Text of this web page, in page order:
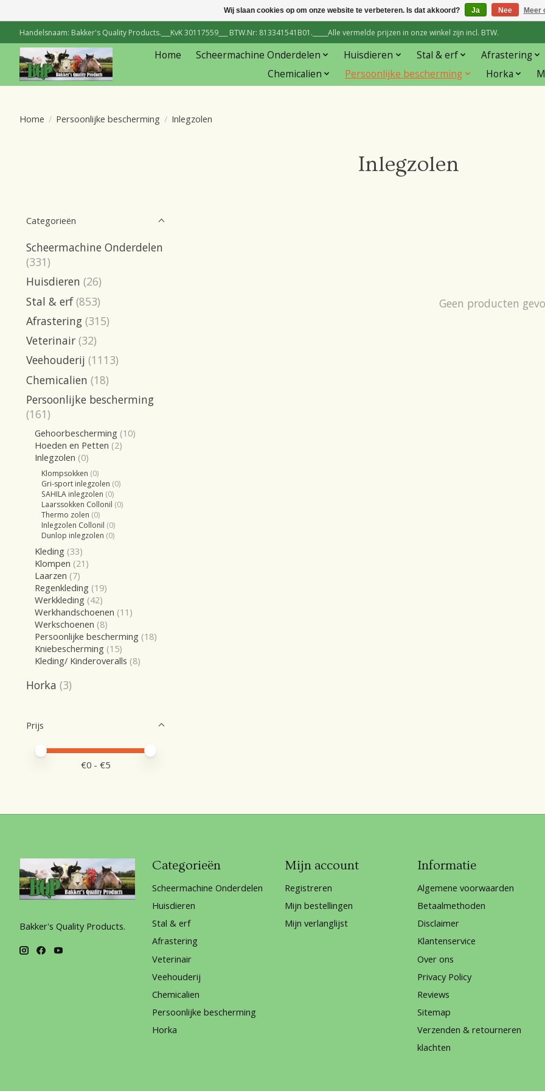
Handelsnaam: Bakker's Quality Products.___KvK 30117559___ BTW.Nr: 813341541B01._____Alle vermelde prijzen in onze winkel zijn incl. BTW.
Home Scheermachine Onderdelen Huisdieren Stal & erf Afrastering
Chemicalien
Persoonlijke bescherming Horka
Home / Persoonlijke bescherming / Inlegzolen
Inlegzolen
Categorieën
Scheermachine Onderdelen
(331)
Huisdieren (26)
Stal & erf (853)
Afrastering (315)
Veterinair (32)
Veehouderij (1113)
Chemicalien (18)
Persoonlijke bescherming
(161)
Gehoorbescherming (10)
Hoeden en Petten (2)
Inlegzolen (0)
Klompsokken (0)
Gri-sport inlegzolen (0)
SAHILA inlegzolen (0)
Laarssokken Collonil (0)
Thermo zolen (0)
Inlegzolen Collonil (0)
Dunlop inlegzolen (0)
Kleding (33)
Klompen (21)
Laarzen (7)
Regenkleding (19)
Werkkleding (42)
Werkhandschoenen (11)
Werkschoenen (8)
Persoonlijke bescherming (18)
Kniebescherming (15)
Kleding/ Kinderoveralls (8)
Horka (3)
Prijs
Minimale prijswaarde
Price maximum value
€0 - €5
Geen producten
Bakker's Quality Products.
Categorieën
Scheermachine Onderdelen
Huisdieren
Stal & erf
Afrastering
Veterinair
Veehouderij
Chemicalien
Persoonlijke bescherming
Horka
Mijn account
Registreren
Mijn bestellingen
Mijn verlanglijst
Informatie
Algemene voorwaarden
Betaalmethoden
Disclaimer
Klantenservice
Over ons
Privacy Policy
Reviews
Sitemap
Verzenden & retourneren
klachten
Wij slaan cookies op om onze website te verbeteren. Is dat akkoord? Ja Nee Meer